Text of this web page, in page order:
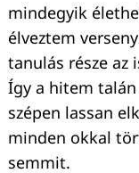
mindegyik
élveztem
tanulás része az
Így a hitem
szépen lassan
minden okkal
semmit.
Keresés: